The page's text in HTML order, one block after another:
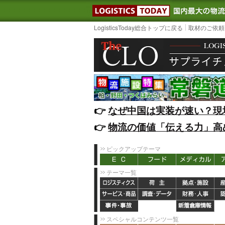
LOGISTICS
LogisticsToday総合トップに戻る 取材のご依
👉️なぜ中国は実装が速い？
👉️物流の価値「伝える力」
ピックアップテーマ
テーマ一覧
スペシャルコンテンツ一覧